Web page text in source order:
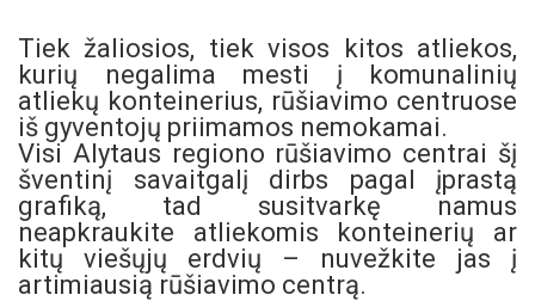
Tiek žaliosios, tiek visos kitos atliekos,
kurių negalima mesti į komunalinių
atliekų konteinerius, rūšiavimo centruose
iš gyventojų priimamos nemokamai.
Visi Alytaus regiono rūšiavimo centrai šį
šventinį savaitgalį dirbs pagal įprastą
grafiką, tad susitvarkę namus
neapkraukite atliekomis konteinerių ar
kitų viešųjų erdvių – nuvežkite jas į
artimiausią rūšiavimo centrą.